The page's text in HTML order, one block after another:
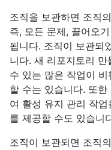
조직을 보관하면 조직
즉, 모든 문제, 끌어오
됩니다. 조직이 보관되
니다. 새 리포지토리
수 있는 많은 작업이
할 수는 있습니다. 또
여 활성 유지 관리 작
를 제공할 수도 있습니
조직이 보관되면 조직